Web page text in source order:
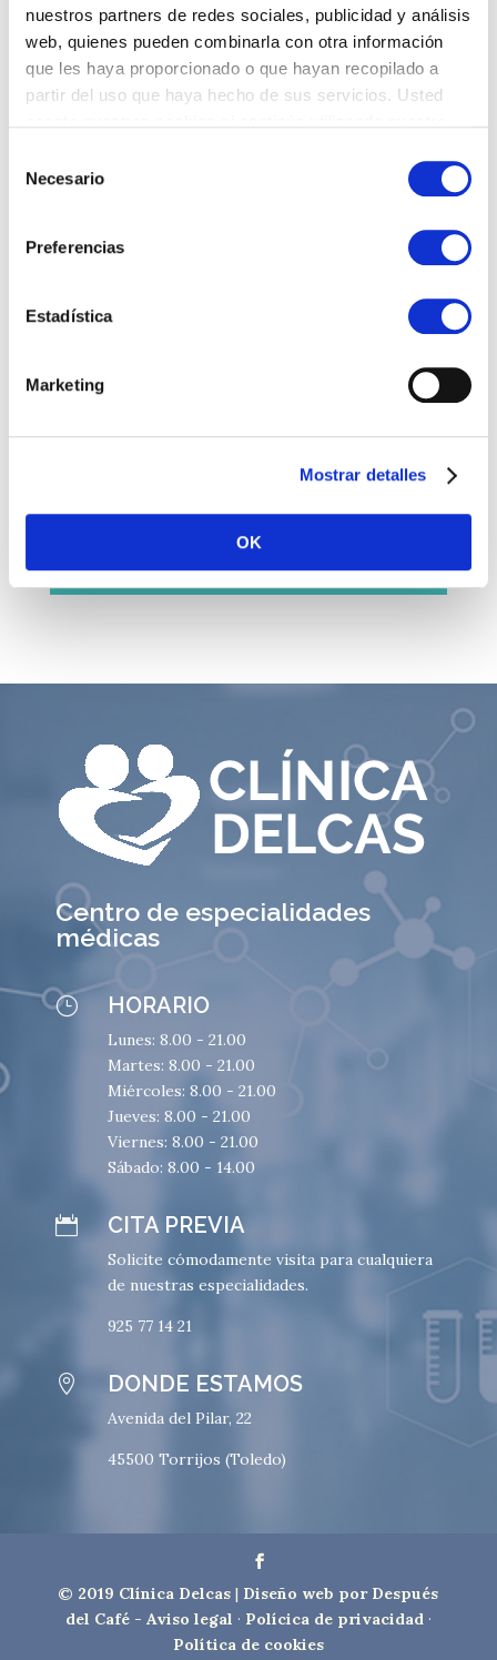
nuestros partners de redes sociales, publicidad y análisis
web, quienes pueden combinarla con otra información
que les haya proporcionado o que hayan recopilado a
partir del uso que haya hecho de sus servicios. Usted
Necesario
Preferencias
Estadística
Marketing
Mostrar detalles
OK
Cirugía protésica de cadera,
Infiltraciones ecoguiadas.
Dolor lumbar y cervical
Centro de especialidades
médicas
} HORARIO
Lunes: 8.00 - 21.00
Martes: 8.00 - 21.00
Miércoles: 8.00 - 21.00
Jueves: 8.00 - 21.00
Viernes: 8.00 - 21.00
Sábado: 8.00 - 14.00
 CITA PREVIA
Solicite cómodamente visita para cualquiera
de nuestras especialidades.
925 77 14 21
 DONDE ESTAMOS
Avenida del Pilar, 22
45500 Torrijos (Toledo)
© 2019 Clínica Delcas | Diseño web por Después
del Café- Aviso legal · Polícica de privacidad ·
Política de cookies